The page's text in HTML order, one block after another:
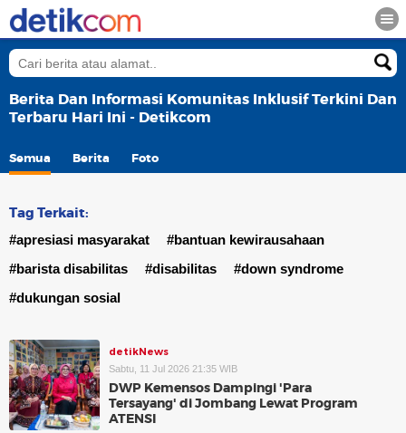
Berita Dan Informasi Komunitas Inklusif Terkini Dan
Terbaru Hari Ini - Detikcom
Semua Berita Foto
Tag Terkait:
#apresiasi masyarakat
#bantuan kewirausahaan
#barista disabilitas
#disabilitas
#down syndrome
#dukungan sosial
detikNews
Sabtu, 11 Jul 2026 21:35 WIB
DWP Kemensos Dampingi 'Para
Tersayang' di Jombang Lewat Program
ATENSI